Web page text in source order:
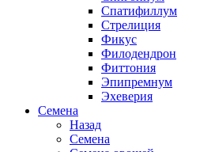
Спатифиллум
Стрелиция
Фикус
Филодендрон
Фиттония
Эпипремнум
Эхеверия
Семена
Назад
Семена